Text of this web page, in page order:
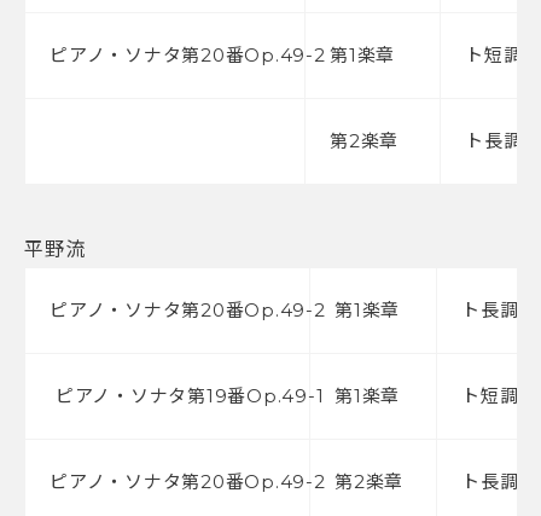
ピアノ・ソナタ第20番Op.49-2 第1楽章 ト短調
第2楽章 ト長調
平野流
ピアノ・ソナタ第20番Op.49-2 第1楽章 ト長調
ピアノ・ソナタ第19番Op.49-1 第1楽章 ト短調
ピアノ・ソナタ第20番Op.49-2 第2楽章 ト長調